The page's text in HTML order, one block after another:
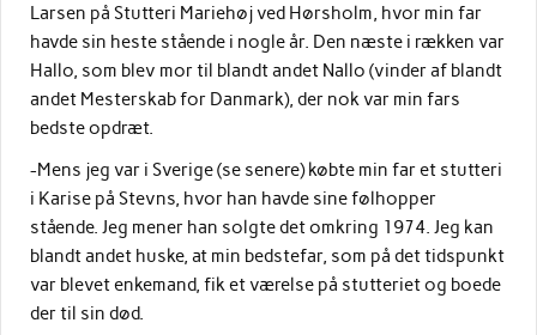
Larsen på Stutteri Mariehøj ved Hørsholm, hvor min far
havde sin heste stående i nogle år. Den næste i rækken var
Hallo, som blev mor til blandt andet Nallo (vinder af blandt
andet Mesterskab for Danmark), der nok var min fars
bedste opdræt.
-Mens jeg var i Sverige (se senere) købte min far et stutteri
i Karise på Stevns, hvor han havde sine følhopper
stående. Jeg mener han solgte det omkring 1974. Jeg kan
blandt andet huske, at min bedstefar, som på det tidspunkt
var blevet enkemand, fik et værelse på stutteriet og boede
der til sin død.